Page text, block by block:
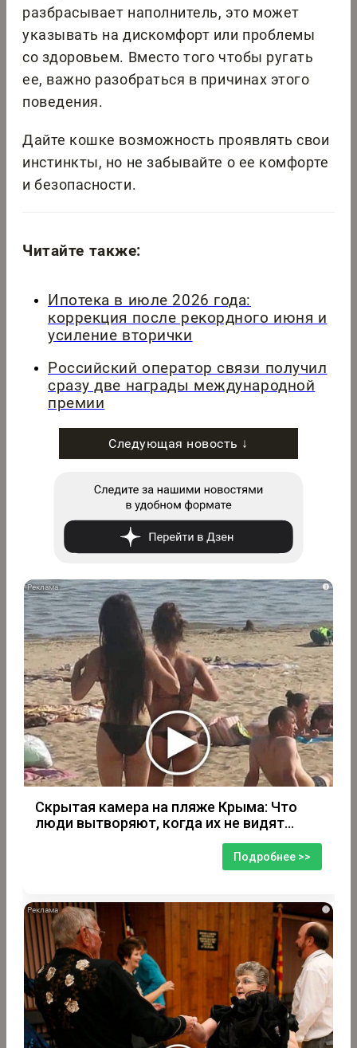
разбрасывает наполнитель, это может
указывать на дискомфорт или проблемы
со здоровьем. Вместо того чтобы ругать
ее, важно разобраться в причинах этого
поведения.
Дайте кошке возможность проявлять свои
инстинкты, но не забывайте о ее комфорте
и безопасности.
Читайте также:
Ипотека в июле 2026 года:
коррекция после рекордного июня и
усиление вторички
Российский оператор связи получил
сразу две награды международной
премии
Следующая новость ↓
i
Скрытая камера на пляже Крыма: Что
люди вытворяют, когда их не видят...
Подробнее >>
i